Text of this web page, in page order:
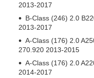
2013-2017
B-Class (246) 2.0
2013-2017
A-Class (176) 2.0
270.920 2013-2015
A-Class (176) 2.0
2014-2017